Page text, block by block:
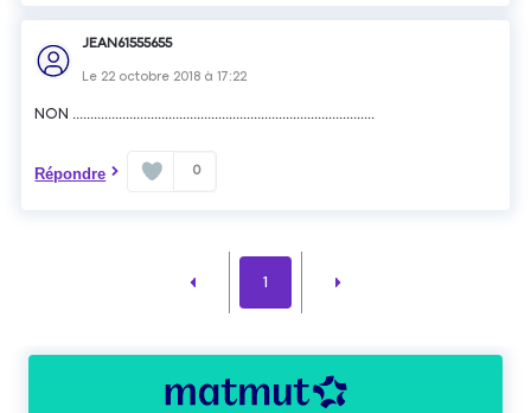
JEAN61555655
Le 22 octobre 2018 à17:22
NON .....................................................................................
Répondre 0
1